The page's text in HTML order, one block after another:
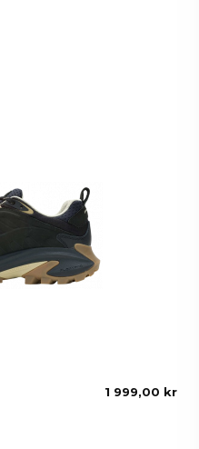
1 999,00 kr